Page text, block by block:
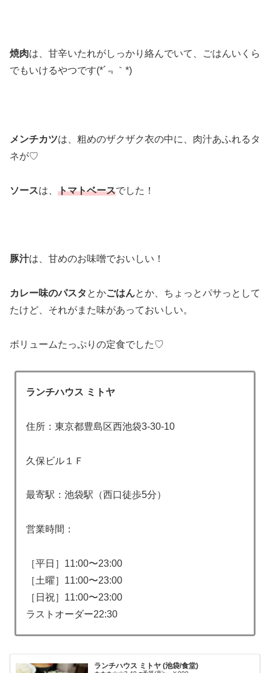
焼肉は、甘辛いたれがしっかり絡んでいて、ごはんいくら
でもいけるやつです(*´﹃｀*)
メンチカツは、粗めのザクザク衣の中に、肉汁あふれるタ
ネが♡
ソースは、 トマトベースでした！
豚汁は、甘めのお味噌でおいしい！
カレー味のパスタ とかごはんとか、ちょっとパサっとして
たけど、それがまた味があっておいしい。
ボリュームたっぷりの定食でした♡
ランチハウス ミトヤ
住所：東京都豊島区西池袋3-30-10
久保ビル１Ｆ
最寄駅：池袋駅（西口徒歩5分）
営業時間：
［平日］11:00〜23:00
［土曜］11:00〜23:00
［日祝］11:00〜23:00
ラストオーダー22:30
ランチハウス ミトヤ (池袋/食堂)